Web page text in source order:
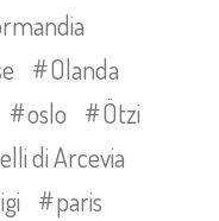
Olanda
oslo
Ötzi
di Arcevia
paris